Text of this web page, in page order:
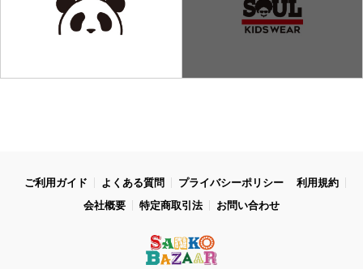
ご利用ガイド よくある質問 プライバシーポリシー
利用規約
会社概要
特定商取引法 お問い合わせ